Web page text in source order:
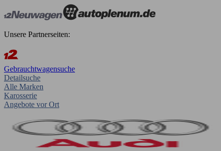
Unsere Partnerseiten:
Gebrauchtwagensuche
Detailsuche
Alle Marken
Karosserie
Angebote vor Ort